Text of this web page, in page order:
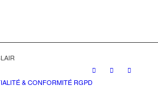
& CONFORMITÉ RGPD